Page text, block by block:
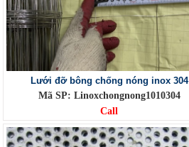
Lưới đỡ bông chống nóng inox 304
Mã SP: Linoxchongnong1010304
Call